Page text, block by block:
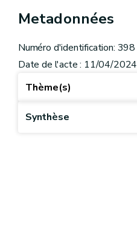
Metadonnées
Numéro d'identification: 398
Date de l'acte : 11/04/2024
Thème(s)
Synthèse